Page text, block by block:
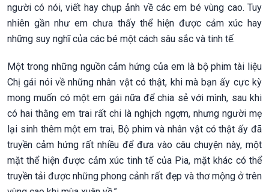
người có nói, viết hay chụp ảnh về các em bé vùng cao. Tuy
nhiên gần như em chưa thấy thể hiện được cảm xúc hay
những suy nghĩ của các bé một cách sâu sắc và tinh tế.
Một trong những nguồn cảm hứng của em là bộ phim tài liệu
Chị gái nói về những nhân vật có thật, khi mà bạn ấy cực kỳ
mong muốn có một em gái nữa để chia sẻ với mình, sau khi
có hai thằng em trai rất chi là nghịch ngợm, nhưng người mẹ
lại sinh thêm một em trai, Bộ phim và nhân vật có thật ấy đã
truyền cảm hứng rất nhiều để đưa vào câu chuyện này, một
mặt thể hiện được cảm xúc tinh tế của Pia, mặt khác có thể
truyền tải được những phong cảnh rất đẹp và thơ mộng ở trên